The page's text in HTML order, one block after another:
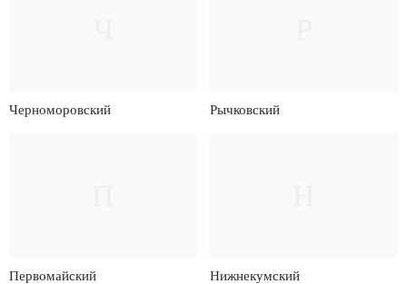
Черноморовский Рычковский
Первомайский Нижнекумский